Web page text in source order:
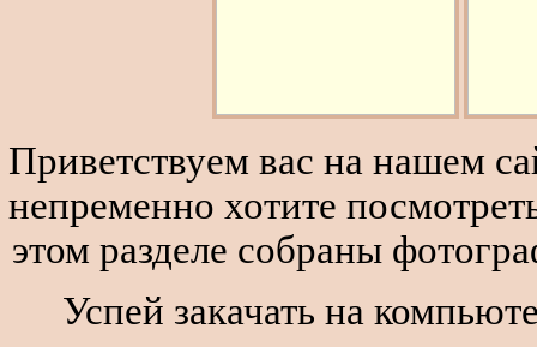
Приветствуем вас на нашем
непременно хотите
этом разделе собраны
Успей закачать на